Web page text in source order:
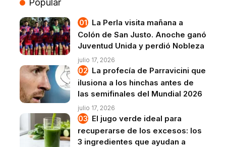
La Perla visita mañana a
Colón de San Justo. Anoche ganó
Juventud Unida y perdió Nobleza
julio 17, 2026
La profecía de Parravicini que
ilusiona a los hinchas antes de
las semifinales del Mundial 2026
julio 17, 2026
El jugo verde ideal para
recuperarse de los excesos: los
3 ingredientes que ayudan a